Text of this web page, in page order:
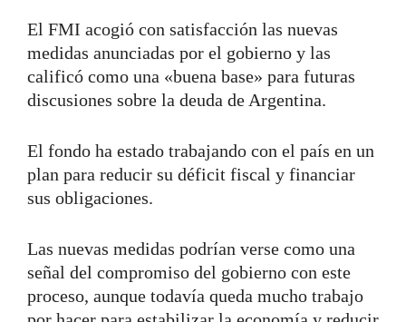
El FMI acogió con satisfacción las nuevas
medidas anunciadas por el gobierno y las
calificó como una «buena base» para futuras
discusiones sobre la deuda de Argentina.
El fondo ha estado trabajando con el país en un
plan para reducir su déficit fiscal y financiar
sus obligaciones.
Las nuevas medidas podrían verse como una
señal del compromiso del gobierno con este
proceso, aunque todavía queda mucho trabajo